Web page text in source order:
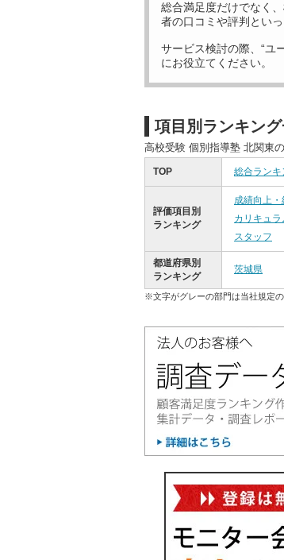
総合満足度だけでなく
者の口コミや評判とい
サービス検討の際、“ユ
にお役立てください。
項目別ランキン
高校受験 個別指導塾 北関東
TOP 総合ランキ
評価項目別
ランキング
成績向上・
カリキュラ
スタッフ
都道府県別
ランキング
茨城県
※文字がグレーの部門は当社規定